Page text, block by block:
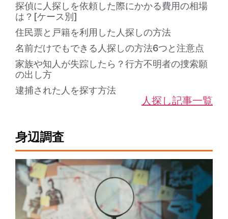
探偵に人探しを依頼した際にかかる費用の相場
は？[ケース別]
住民票と戸籍を利用した人探しの方法
名前だけでもできる人探しの方法6つと注意点
家族や知人が失踪したら？行方不明者の捜索願
の出し方
逮捕された人を探す方法
人探し記事一覧
身辺調査